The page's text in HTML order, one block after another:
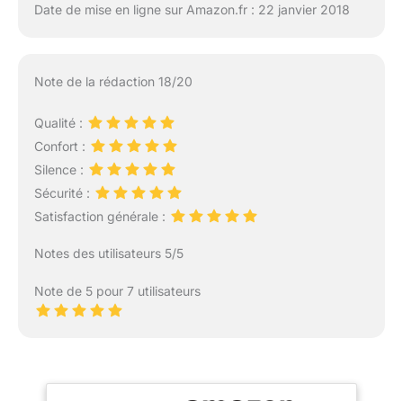
Date de mise en ligne sur Amazon.fr : 22 janvier 2018
Note de la rédaction 18/20
Qualité :
Confort :
Silence :
Sécurité :
Satisfaction générale :
Notes des utilisateurs 5/5
Note de 5 pour 7 utilisateurs